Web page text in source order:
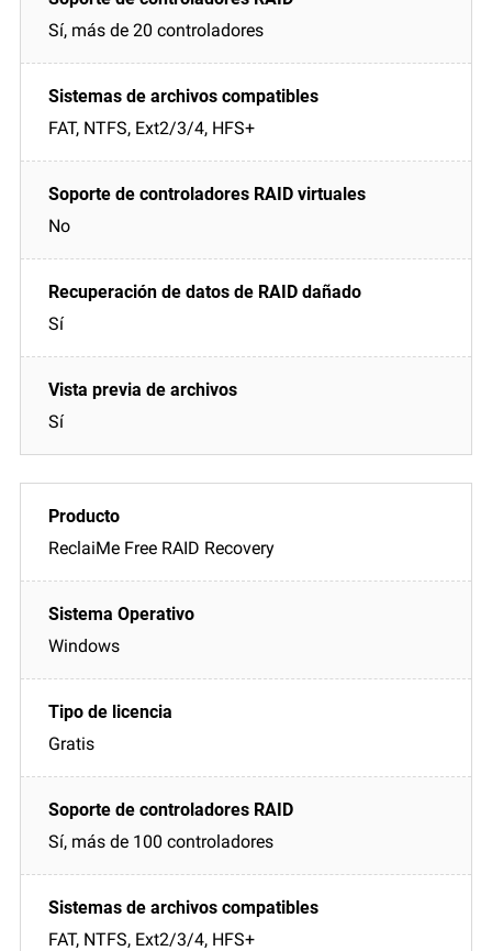
Sí, más de 20 controladores
FAT, NTFS, Ext2/3/4, HFS+
No
Sí
Sí
ReclaiMe Free RAID Recovery
Windows
Gratis
Sí, más de 100 controladores
FAT, NTFS, Ext2/3/4, HFS+